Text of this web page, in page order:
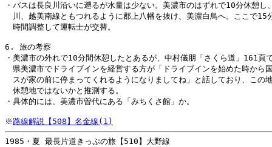
・バスは長良川沿いに遡るが水量は少ない。美濃市のはずれで10分休憩し
川、越美南線ともつれるように郡上八幡を抜け、美濃白鳥へ。ここで15
時間調整して運転士が交替。
6. 旅の考察
・美濃市の外れで10分間休憩したとあるが、中村儀朋「さくら道」161頁
県美濃市でドライブインを経営する方が「ドライブインを始めた時から
スが家の前に停まってくれるようになりましてね」と話しており、この
休憩地ではないかと推測する。
・具体的には、美濃市曽代にある「みちくさ館」か。
※ 路線解説【508】名金線(1)
1985・夏 最長片道きっぷの旅【510】大野線